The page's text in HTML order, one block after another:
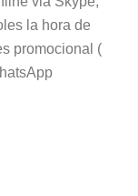
la hora de
promocional (